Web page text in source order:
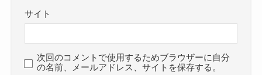
サイト
次回のコメントで使用するためブラウザーに自分
の名前、メールアドレス、サイトを保存する。